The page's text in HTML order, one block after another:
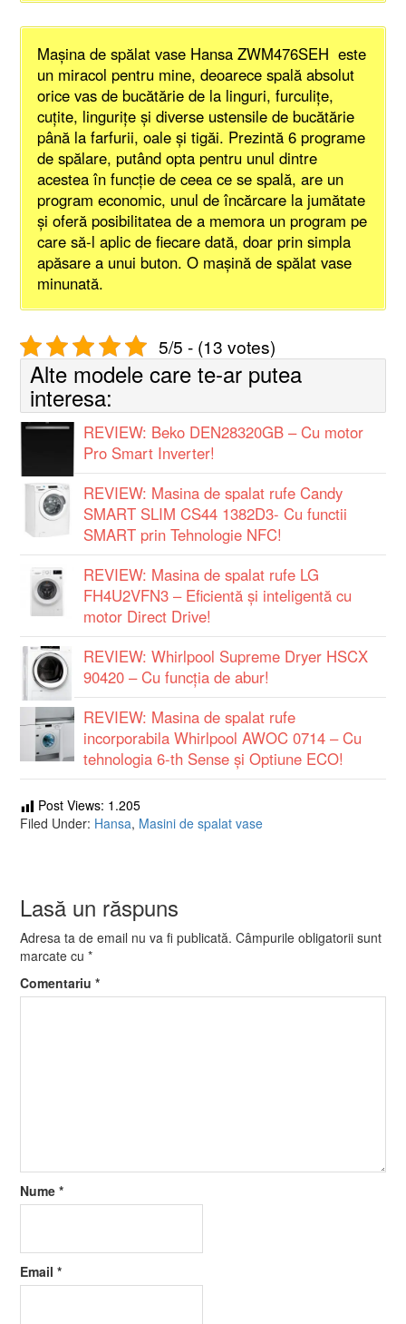
Mașina de spălat vase Hansa ZWM476SEH este
un miracol pentru mine, deoarece spală absolut
orice vas de bucătărie de la linguri, furculițe,
cuțite, lingurițe și diverse ustensile de bucătărie
până la farfurii, oale și tigăi. Prezintă 6 programe
de spălare, putând opta pentru unul dintre
acestea în funcție de ceea ce se spală, are un
program economic, unul de încărcare la jumătate
și oferă posibilitatea de a memora un program pe
care să-l aplic de fiecare dată, doar prin simpla
apăsare a unui buton. O mașină de spălat vase
minunată.
5/5 - (13 votes)
Alte modele care te-ar putea
interesa:
REVIEW: Beko DEN28320GB – Cu motor
Pro Smart Inverter!
REVIEW: Masina de spalat rufe Candy
SMART SLIM CS44 1382D3- Cu functii
SMART prin Tehnologie NFC!
REVIEW: Masina de spalat rufe LG
FH4U2VFN3 – Eficientă și inteligentă cu
motor Direct Drive!
REVIEW: Whirlpool Supreme Dryer HSCX
90420 – Cu funcţia de abur!
REVIEW: Masina de spalat rufe
incorporabila Whirlpool AWOC 0714 – Cu
tehnologia 6-th Sense și Optiune ECO!
Post Views: 1.205
Filed Under: Hansa, Masini de spalat vase
Lasă un răspuns
Adresa ta de email nu va fi publicată. Câmpurile obligatorii sunt
marcate cu*
Comentariu*
Nume*
Email*